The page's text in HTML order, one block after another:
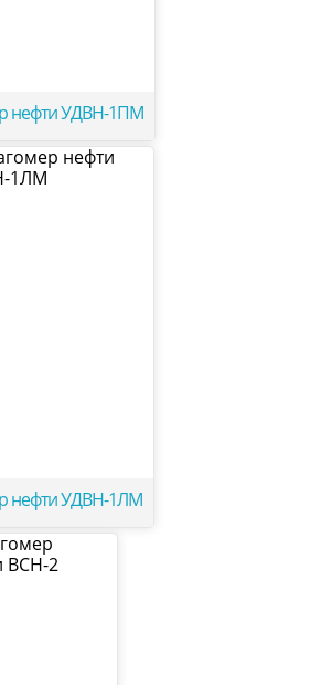
нефти УДВН-1ПМ
нефти УДВН-1ЛМ